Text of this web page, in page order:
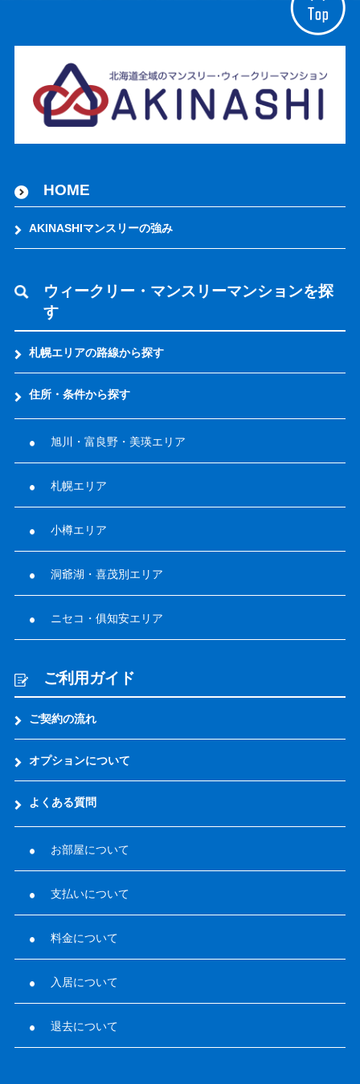
HOME
AKINASHIマンスリーの強み
ウィークリー・マンスリーマンションを探
す
札幌エリアの路線から探す
住所・条件から探す
旭川・富良野・美瑛エリア
札幌エリア
小樽エリア
洞爺湖・喜茂別エリア
ニセコ・俱知安エリア
ご利用ガイド
ご契約の流れ
オプションについて
よくある質問
お部屋について
支払いについて
料金について
入居について
退去について